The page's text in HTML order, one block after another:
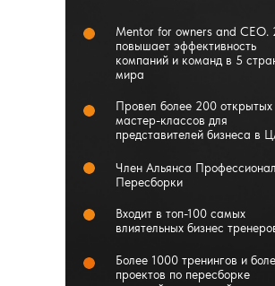
Mentor for owners and CEO.
повышает эффективность
компаний и команд в 5
мира
Провел более 200 открытых
мастер-классов для
представителей бизнеса в
Член Альянса
Пересборки
Более 1000 тренингов и
проектов по пересборке
Входит в топ-100 самых
влиятельных бизнес